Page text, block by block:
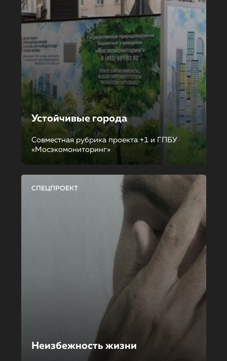
Устойчивые города
Совместная рубрика проекта +1 и ГПБУ
«Мосэкомониторинг»
СПЕЦПРОЕКТ
Неизбежность жизни